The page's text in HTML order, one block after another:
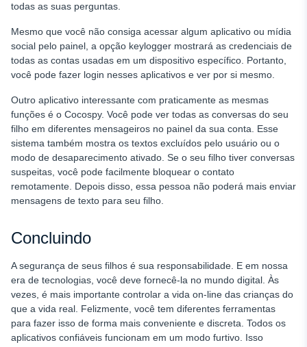
todas as suas perguntas.
Mesmo que você não consiga acessar algum aplicativo ou mídia
social pelo painel, a opção keylogger mostrará as credenciais de
todas as contas usadas em um dispositivo específico. Portanto,
você pode fazer login nesses aplicativos e ver por si mesmo.
Outro aplicativo interessante com praticamente as mesmas
funções é o Cocospy. Você pode ver todas as conversas do seu
filho em diferentes mensageiros no painel da sua conta. Esse
sistema também mostra os textos excluídos pelo usuário ou o
modo de desaparecimento ativado. Se o seu filho tiver conversas
suspeitas, você pode facilmente bloquear o contato
remotamente. Depois disso, essa pessoa não poderá mais enviar
mensagens de texto para seu filho.
Concluindo
A segurança de seus filhos é sua responsabilidade. E em nossa
era de tecnologias, você deve fornecê-la no mundo digital. Às
vezes, é mais importante controlar a vida on-line das crianças do
que a vida real. Felizmente, você tem diferentes ferramentas
para fazer isso de forma mais conveniente e discreta. Todos os
aplicativos confiáveis funcionam em um modo furtivo. Isso